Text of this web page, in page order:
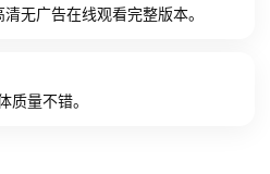
无广告在线观看完整版本。
量不错。